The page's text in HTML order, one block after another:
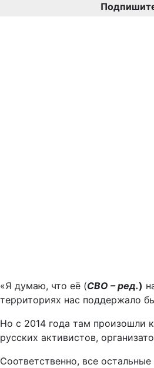
«Я думаю, что её (СВО – ред.)
территориях нас поддержало
Но с 2014 года там произошли
русских активистов,
Соответственно, все